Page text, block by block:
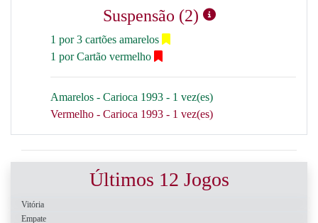
Suspensão (2)
1 por 3 cartões amarelos
1 por Cartão vermelho
Amarelos - Carioca 1993 - 1 vez(es)
Vermelho - Carioca 1993 - 1 vez(es)
Últimos 12 Jogos
Vitória
Empate